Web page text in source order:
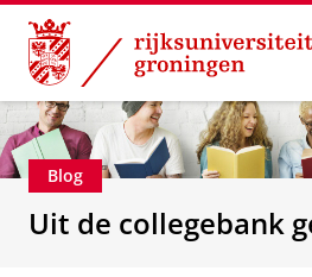
Skip
Content
Skip
Navigation
Over ons Faculteit der Letteren
Blog
Uit de collegebank